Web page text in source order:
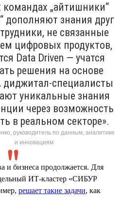
„айтишники“
дополняют знания друг
не связанные
цифровых продуктов,
Data Driven — учатся
решения на основе
специалисты
уникальные знания
через возможность
в реальном секторе».
руководитель по данным, аналитике
и инновациям
и бизнеса продолжается. Для
ИТ-кластер «СИБУР
решает такие задачи, как